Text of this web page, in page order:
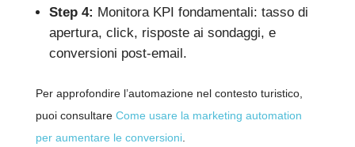
Step 4: Monitora KPI fondamentali: tasso di
apertura, click, risposte ai sondaggi, e
conversioni post-email.
Per approfondire l’automazione nel contesto turistico,
puoi consultare Come usare la marketing automation
per aumentare le conversioni.